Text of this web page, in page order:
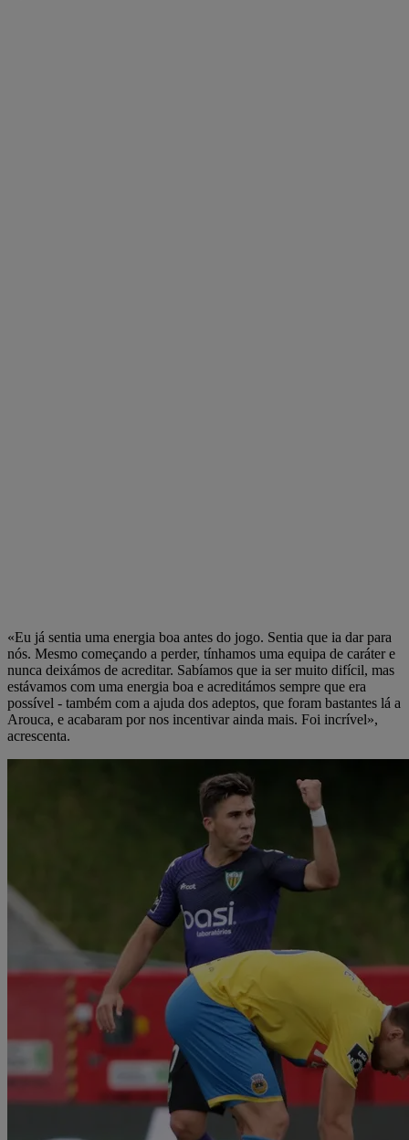
«Eu já sentia uma energia boa antes do jogo. Sentia que ia dar para
nós. Mesmo começando a perder, tínhamos uma equipa de caráter e
nunca deixámos de acreditar. Sabíamos que ia ser muito difícil, mas
estávamos com uma energia boa e acreditámos sempre que era
possível - também com a ajuda dos adeptos, que foram bastantes lá a
Arouca, e acabaram por nos incentivar ainda mais. Foi incrível»,
acrescenta.